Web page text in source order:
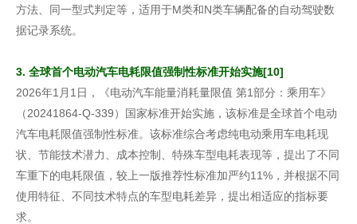
方法、同一型式判定等，适用于M类和N类车辆配备的自动驾驶数
据记录系统。
3. 全球首个电动汽车电耗限值强制性标准开始实施[10]
2026年1月1日，《电动汽车能量消耗量限值 第1部分：乘用车》
（20241864-Q-339）国家标准开始实施，该标准是全球首个电动
汽车电耗限值强制性标准。该标准综合考虑纯电动乘用车电耗现
状、节能技术潜力、成本控制、特殊车型电耗表现等，提出了不同
车重下的电耗限值，较上一版推荐性标准加严约11%，并根据不同
使用特征、不同技术特点的车型电耗差异，提出相适应的指标要
求。